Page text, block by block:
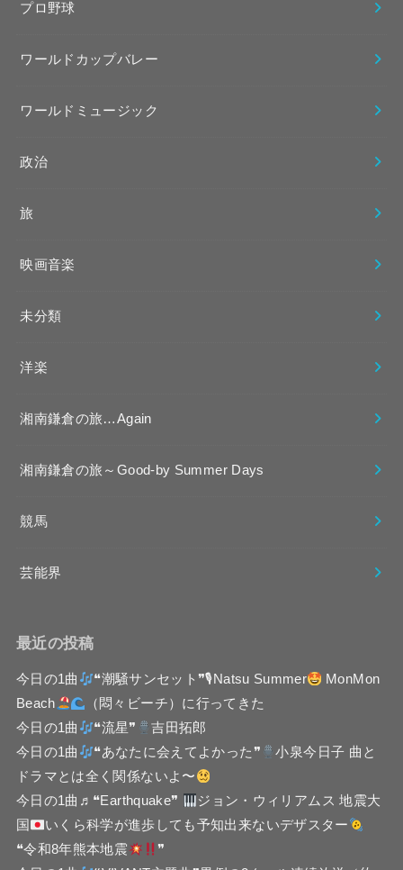
プロ野球
ワールドカップバレー
ワールドミュージック
政治
旅
映画音楽
未分類
洋楽
湘南鎌倉の旅…Again
湘南鎌倉の旅～Good-by Summer Days
競馬
芸能界
最近の投稿
今日の1曲 ❝潮騒サンセット❞🎙Natsu Summer
MonMon
Beach
（悶々ビーチ）に行ってきた
今日の1曲
❝流星❞
吉田拓郎
今日の1曲
❝あなたに会えてよかった❞
小泉今日子 曲と
ドラマとは全く関係ないよ〜
今日の1曲♬❝Earthquake❞
ジョン・ウィリアムス 地震大
国
いくら科学が進歩しても予知出来ないデザスター
❝令和8年熊本地震
❞